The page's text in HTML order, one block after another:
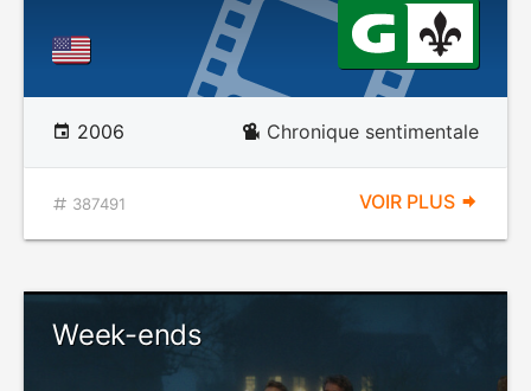
2006 Chronique sentimentale
387491 VOIR PLUS
Week-ends